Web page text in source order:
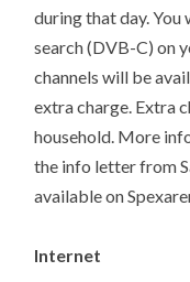
during that day. You
search (DVB-C) on
channels will be
extra charge. Extra
household. More
the info letter from
available on
Internet